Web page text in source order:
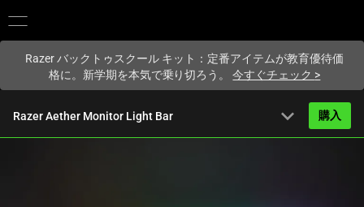
Razer バックトゥスクール キット：定番アイテムが教育優待価
格に。新学期を本気で乗り切ろう。今すぐチェック >
Razer Aether Monitor Light Bar expand_more 購入